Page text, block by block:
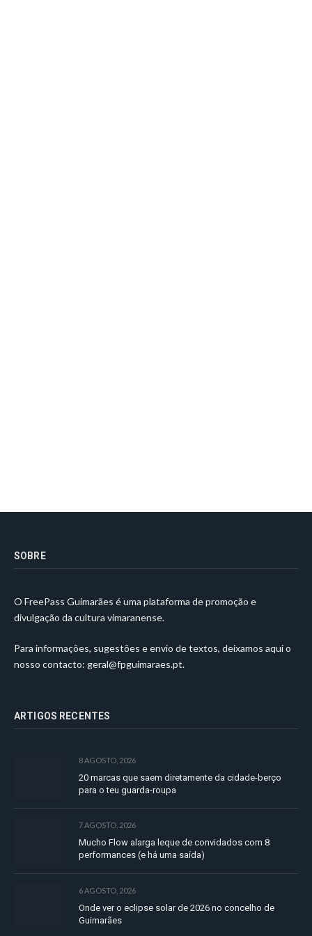
SOBRE
O FreePass Guimarães é uma plataforma de promoção e
divulgação da cultura vimaranense.
Para informações, sugestões e envio de textos, deixamos aqui o
nosso contacto: geral@fpguimaraes.pt.
ARTIGOS RECENTES
8 AGOSTO, 2026
20 marcas que saem diretamente da cidade-berço
para o teu guarda-roupa
7 AGOSTO, 2026
Mucho Flow alarga leque de convidados com 8
performances (e há uma saída)
6 AGOSTO, 2026
Onde ver o eclipse solar de 2026 no concelho de
Guimarães